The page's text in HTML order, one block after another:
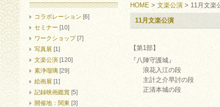
HOME > 文楽公演 > 11月文楽
11月文楽公演
【第1部】
『八陣守護城』
浪花入江の段
主計之介早討の段
正清本城の段
コラボレーション [6]
セミナー [10]
ワークショップ[7]
写真展 [1]
文楽公演 [120]
素浄瑠璃 [29]
絵画展 [1]
記録映画鑑賞 [5]
開催地：関東 [3]